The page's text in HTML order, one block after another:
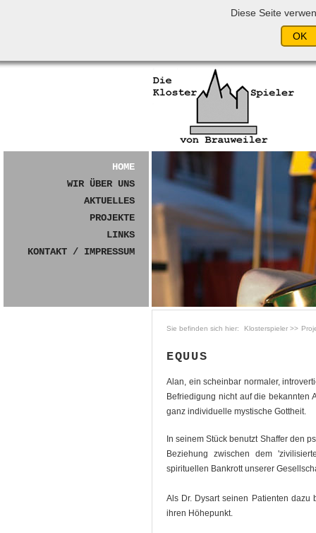
Diese Seite
Klosterspieler
EQUUS
Alan, ein scheinbar normaler,
Befriedigung nicht auf die bekannten
ganz individuelle mystische Gottheit.
In seinem Stück benutzt Shaffer den
Beziehung zwischen dem
spirituellen Bankrott unserer
Als Dr. Dysart seinen Patienten dazu
ihren Höhepunkt.
HOME
WIR ÜBER UNS
AKTUELLES
PROJEKTE
LINKS
KONTAKT / IMPRESSUM